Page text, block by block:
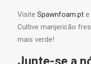
Visite Spawnfoam.pt
Cultive manjericão
mais verde!